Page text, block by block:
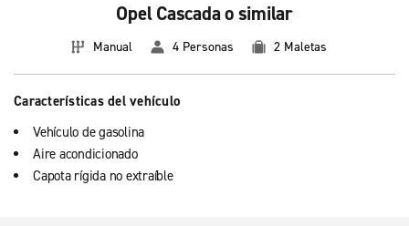
Opel Cascada o similar
Manual 4 Personas 2 Maletas
Características del vehículo
Vehículo de gasolina
Aire acondicionado
Capota rígida no extraíble